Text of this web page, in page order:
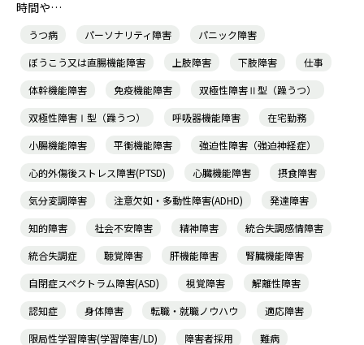
時間や…
うつ病 パーソナリティ障害
パニック障害
ぼうこう又は直腸機能障害
上肢障害 下肢障害
仕事
体幹機能障害
免疫機能障害
双極性障害Ⅱ型（躁うつ）
双極性障害Ⅰ型（躁うつ）
呼吸器機能障害
在宅勤務
小腸機能障害
平衡機能障害
強迫性障害（強迫神経症）
心的外傷後ストレス障害(PTSD)
心臓機能障害
摂食障害
気分変調障害
注意欠如・多動性障害(ADHD)
発達障害
知的障害
社会不安障害 精神障害
統合失調感情障害
統合失調症
聴覚障害 肝機能障害
腎臓機能障害
自閉症スペクトラム障害(ASD)
視覚障害
解離性障害
認知症
身体障害 転職・就職ノウハウ
適応障害
限局性学習障害(学習障害/LD)
障害者採用
難病
障害者専門の求人検索・スカウトサービス
就労移行支援サービス
障害別専門支援の就労移行支援サービス
IT・Web制作スキルを身につける就労移行支援サービス
お問い合わせ
よくある質問
メニューを閉じる